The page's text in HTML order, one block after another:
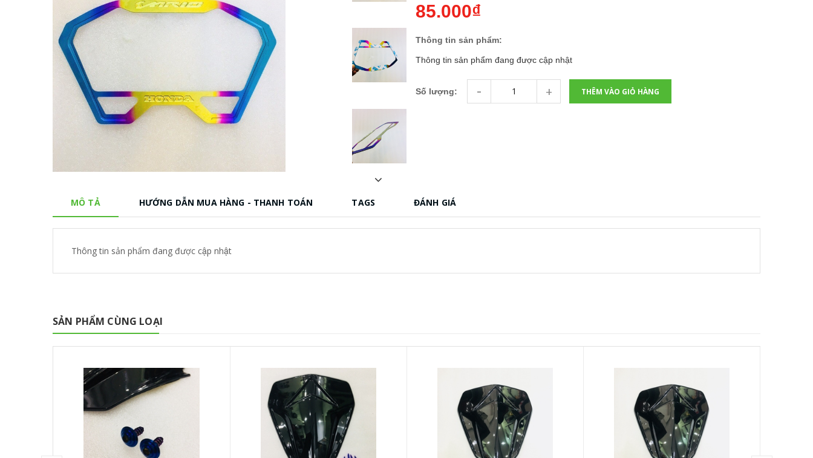
85.000₫
Thông tin sản phẩm:
Thông tin sản phẩm đang được cập nhật
Số lượng: - + THÊM VÀO GIỎ HÀNG
MÔ TẢ HƯỚNG DẪN MUA HÀNG - THANH TOÁN TAGS ĐÁNH GIÁ
Thông tin sản phẩm đang được cập nhật
SẢN PHẨM CÙNG LOẠI